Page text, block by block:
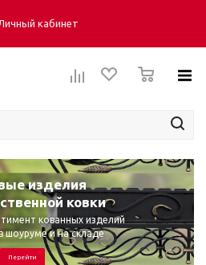
кабинет
изделия
ковки
кованных изделий
шоуруме и на складе
Перейти